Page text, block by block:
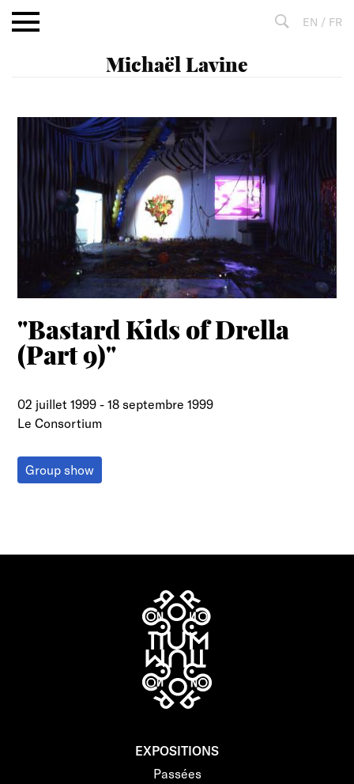
Aller
au
EN / FR
"Bastard Kids of Drella
(Part 9)"
02 juillet 1999 -18 septembre 1999
Le Consortium
Group show
EXPOSITIONS
Passées